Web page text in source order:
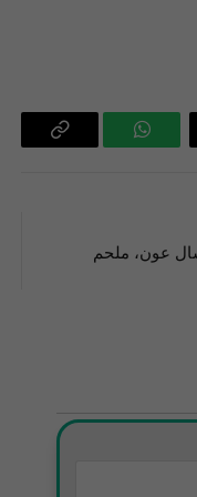
واتساب
Copy
عون، ملحم